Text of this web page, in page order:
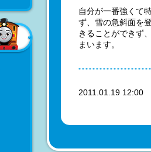
自分が一番強くて
ず、雪の急斜面を
きることができず
まいます。
2011.01.19 12:00